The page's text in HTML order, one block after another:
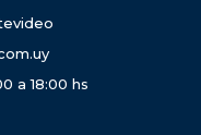
a 18:00 hs